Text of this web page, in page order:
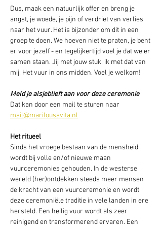
Dus, maak een natuurlijk offer en breng je
angst, je woede, je pijn of verdriet van verlies
naar het vuur. Het is bijzonder om dit in een
groep te doen. We hoeven niet te praten, je bent
er voor jezelf - en tegelijkertijd voel je dat we er
samen staan. Jij met jouw stuk, ik met dat van
mij. Het vuur in ons midden. Voel je welkom!
Meld je alsjeblieft aan voor deze ceremonie
Dat kan door een mail te sturen naar
mail@marilousavita.nl
Het ritueel
Sinds het vroege bestaan van de mensheid
wordt bij volle en/of nieuwe maan
vuurceremonies gehouden. In de westerse
wereld (her)ontdekken steeds meer mensen
de kracht van een vuurceremonie en wordt
deze ceremoniële traditie in vele landen in ere
hersteld. Een heilig vuur wordt als zeer
reinigend en transformerend ervaren. Een